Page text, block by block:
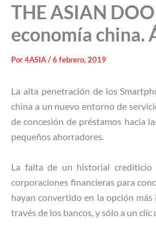
THE ASIAN
economía china.
Por4ASIA/6 febrero, 2019
La alta penetración de los
china a un nuevo entorno de
de concesión de préstamos hacia
pequeños ahorradores.
La falta de un historial crediticio
corporaciones financieras para
hayan convertido en la opción
través de los bancos, y sólo a un